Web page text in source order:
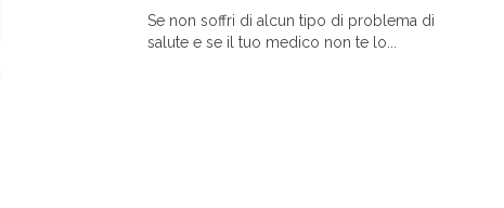
Se non soffri di alcun tipo di problema di
salute e se il tuo medico non te lo...